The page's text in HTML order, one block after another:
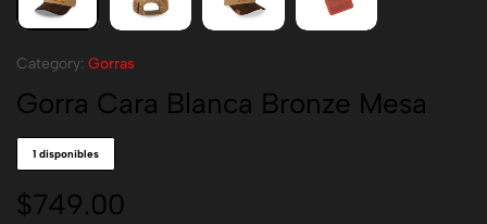
Category: Gorras
Gorra Cara Blanca Bronze Mesa
1 disponibles
$749.00